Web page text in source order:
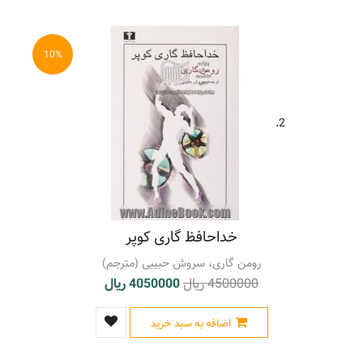
نویسندگان فرانسوی - قرن 20 - سرگذشتنامه
(20)
نویسندگان فرانسوی - قرن 20 - نقد و تفسیر
(17)
نویسندگان فرانسوی - قرن 20م. - سرگذشتنامه
10%
2.
خداحافظ گاری کوپر
رومن گاری، سروش حبیبی (مترجم)
4500000 ریال 4050000 ریال
اضافه به سبد خرید